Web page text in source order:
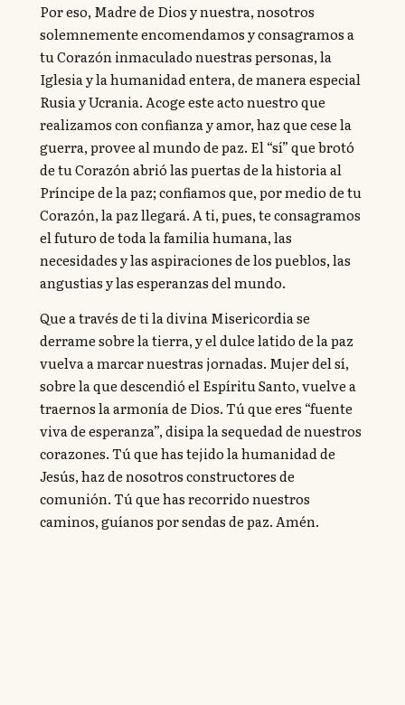
Por eso, Madre de Dios y nuestra, nosotros
solemnemente encomendamos y consagramos a
tu Corazón inmaculado nuestras personas, la
Iglesia y la humanidad entera, de manera especial
Rusia y Ucrania. Acoge este acto nuestro que
realizamos con confianza y amor, haz que cese la
guerra, provee al mundo de paz. El “sí” que brotó
de tu Corazón abrió las puertas de la historia al
Príncipe de la paz; confiamos que, por medio de tu
Corazón, la paz llegará. A ti, pues, te consagramos
el futuro de toda la familia humana, las
necesidades y las aspiraciones de los pueblos, las
angustias y las esperanzas del mundo.
Que a través de ti la divina Misericordia se
derrame sobre la tierra, y el dulce latido de la paz
vuelva a marcar nuestras jornadas. Mujer del sí,
sobre la que descendió el Espíritu Santo, vuelve a
traernos la armonía de Dios. Tú que eres “fuente
viva de esperanza”, disipa la sequedad de nuestros
corazones. Tú que has tejido la humanidad de
Jesús, haz de nosotros constructores de
comunión. Tú que has recorrido nuestros
caminos, guíanos por sendas de paz. Amén.